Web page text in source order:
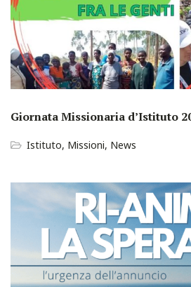
Giornata Missionaria d’Istituto
Istituto, Missioni, News